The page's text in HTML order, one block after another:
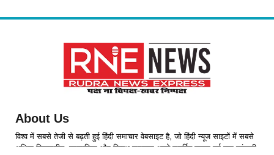
About Us
विश्व में सबसे तेजी से बढ़ती हुई हिंदी समाचार वेबसाइट है, जो हिंदी न्यूज साइटों में सबसे
अधिक विश्वसनीय, प्रामाणिक और निष्पक्ष समाचार अपने समर्पित पाठक वर्ग तक पहुंचाती